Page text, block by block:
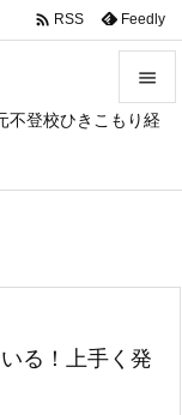
不登校ひきこもり経




 RSS Feedly
る！上手く発